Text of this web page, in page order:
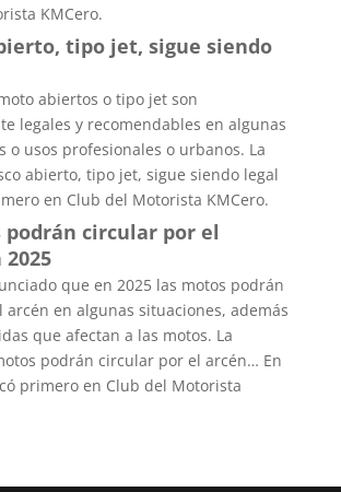
KMCero.
tipo jet, sigue siendo
abiertos o tipo jet son
legales y recomendables en algunas
o usos profesionales o urbanos. La
abierto, tipo jet, sigue siendo legal
en Club del Motorista KMCero.
podrán circular por el
que en 2025 las motos podrán
en algunas situaciones, además
que afectan a las motos. La
podrán circular por el arcén… En
primero en Club del Motorista